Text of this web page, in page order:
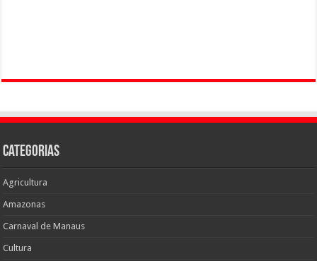
Categorias
Agricultura
Amazonas
Carnaval de Manaus
Cultura